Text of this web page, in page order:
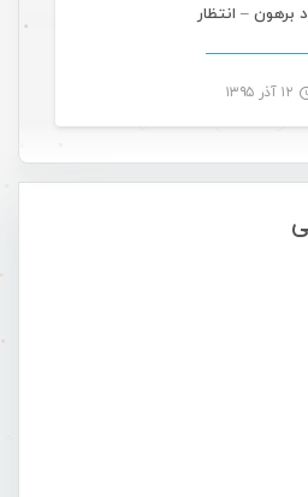
برهون – انتظار
۱۲ آذر ۱۳۹۵